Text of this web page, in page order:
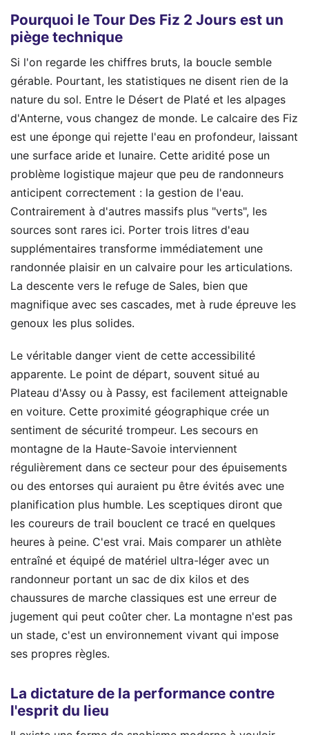
Pourquoi le Tour Des Fiz 2 Jours est un
piège technique
Si l'on regarde les chiffres bruts, la boucle semble
gérable. Pourtant, les statistiques ne disent rien de la
nature du sol. Entre le Désert de Platé et les alpages
d'Anterne, vous changez de monde. Le calcaire des Fiz
est une éponge qui rejette l'eau en profondeur, laissant
une surface aride et lunaire. Cette aridité pose un
problème logistique majeur que peu de randonneurs
anticipent correctement : la gestion de l'eau.
Contrairement à d'autres massifs plus "verts", les
sources sont rares ici. Porter trois litres d'eau
supplémentaires transforme immédiatement une
randonnée plaisir en un calvaire pour les articulations.
La descente vers le refuge de Sales, bien que
magnifique avec ses cascades, met à rude épreuve les
genoux les plus solides.
Le véritable danger vient de cette accessibilité
apparente. Le point de départ, souvent situé au
Plateau d'Assy ou à Passy, est facilement atteignable
en voiture. Cette proximité géographique crée un
sentiment de sécurité trompeur. Les secours en
montagne de la Haute-Savoie interviennent
régulièrement dans ce secteur pour des épuisements
ou des entorses qui auraient pu être évités avec une
planification plus humble. Les sceptiques diront que
les coureurs de trail bouclent ce tracé en quelques
heures à peine. C'est vrai. Mais comparer un athlète
entraîné et équipé de matériel ultra-léger avec un
randonneur portant un sac de dix kilos et des
chaussures de marche classiques est une erreur de
jugement qui peut coûter cher. La montagne n'est pas
un stade, c'est un environnement vivant qui impose
ses propres règles.
La dictature de la performance contre
l'esprit du lieu